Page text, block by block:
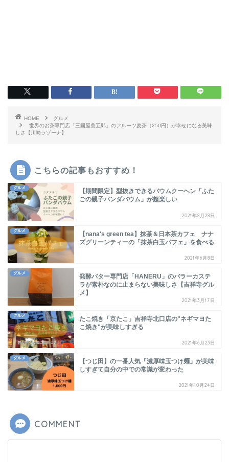
HOME
グルメ
世界のお茶専門店「三國屋善五郎」のフルーツ麦茶（250円）が幸せになる美味
しさ【川崎ラゾーナ】
こちらの記事もおすすめ！
グルメ
【期間限定】型抜きできるバウムクーヘン「ふた
ごの親子パンダバウム」が超楽しい
2021年8月28日
グルメ
【nana's green tea】抹茶＆日本茶カフェ ナナ
ズグリーンティーの「抹茶白玉パフェ」を食べる
2021年6月8日
グルメ
発酵バター専門店「HANERU」のバラーカステ
ラが素朴なのに止まらない美味しさ【吉祥寺グル
メ】
2021年3月17日
グルメ
たこ焼き「京たこ」吉祥寺北口店の"ネギマヨた
こ焼き"が美味しすぎる
2021年6月23日
グルメ
【つじ田】の一番人気「濃厚味玉つけ麺」が美味
しすぎて自分の中での常識が変わった
2021年10月24日
COMMENT